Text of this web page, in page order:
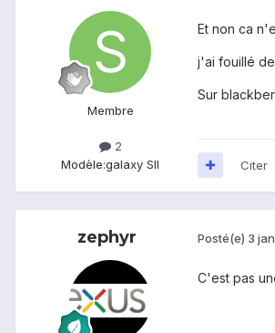
Membre
2
Modèle:galaxy SII
Et non ca
j'ai fouillé
Sur
Citer
zephyr Posté(e) 3
C'est pas